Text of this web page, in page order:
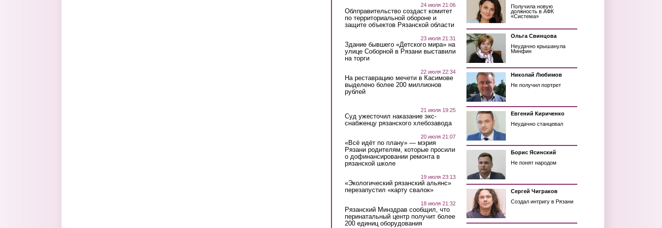
24 июля 21:06
Облправительство создаст комитет
по территориальной обороне и
защите объектов Рязанской области
23 июля 21:31
Здание бывшего «Детского мира» на
улице Соборной в Рязани выставили
на торги
22 июля 22:34
На реставрацию мечети в Касимове
выделено более 200 миллионов
рублей
21 июля 19:25
Суд ужесточил наказание экс-
снабженцу рязанского хлебозавода
20 июля 21:07
«Всё идёт по плану» — мэрия
Рязани родителям, которые просили
о дофинансировании ремонта в
рязанской школе
19 июля 23:13
«Экологический рязанский альянс»
перезапустил «карту свалок»
18 июля 21:32
Рязанский Минздрав сообщил, что
перинатальный центр получит более
200 единиц оборудования
Получила новую
должность в АФК
«Система»
Ольга Свинцова
Неудачно крышанула
Минфин
Николай Любимов
Не получил портрет
Евгений Кириченко
Неудачно станцевал
Борис Ясинский
Не понят народом
Сергей Чиграков
Создал интригу в Рязани